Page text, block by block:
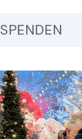
SPENDEN